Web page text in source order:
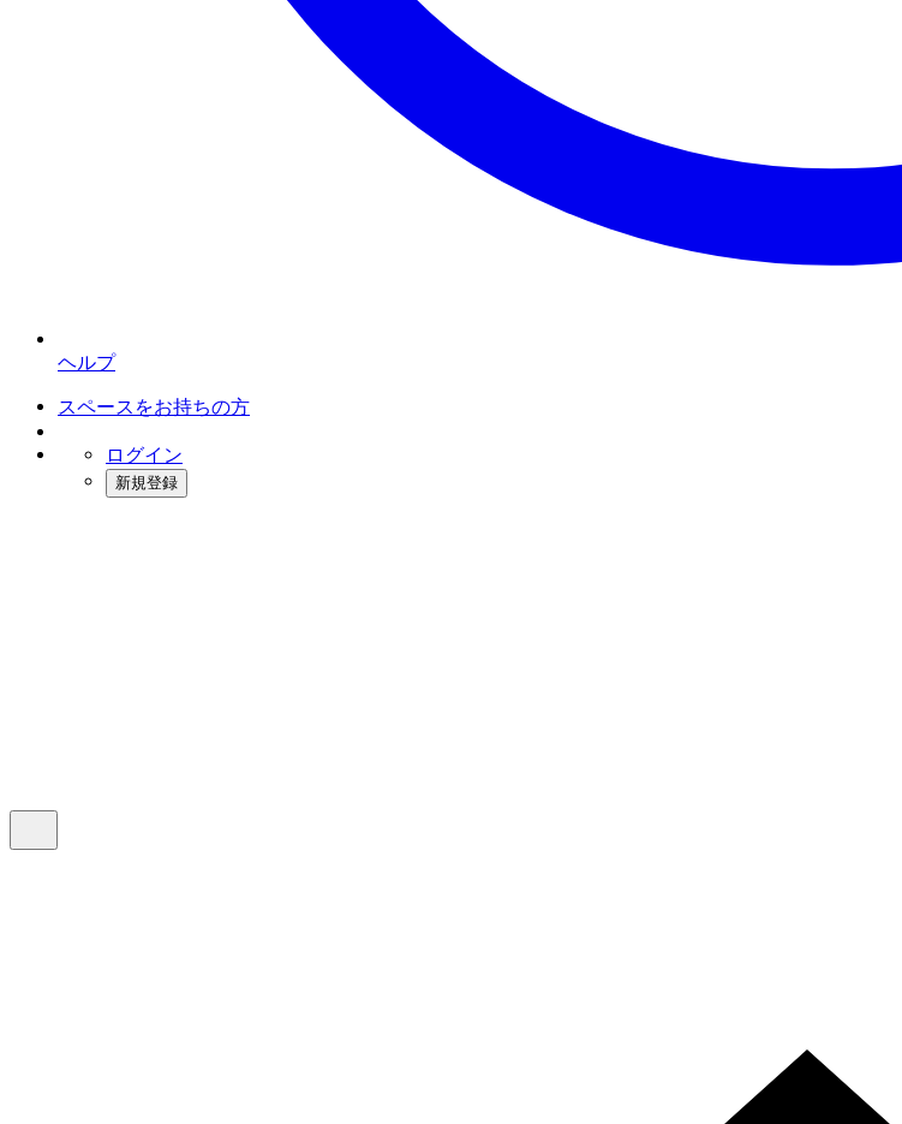
ヘルプ
スペースをお持ちの方
ログイン
新規登録